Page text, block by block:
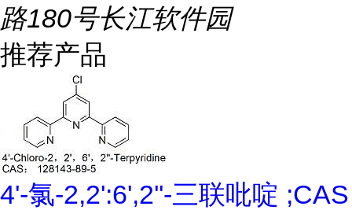
路180号长江软件园
推荐产品
4'-氯-2,2':6',2''-三联吡啶 ;CAS